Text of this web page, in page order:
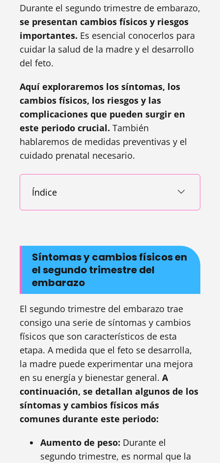
Durante el segundo trimestre de embarazo,
se presentan cambios físicos y riesgos
importantes. Es esencial conocerlos para
cuidar la salud de la madre y el desarrollo
del feto.
Aquí exploraremos los síntomas, los
cambios físicos, los riesgos y las
complicaciones que pueden surgir en
este periodo crucial. También
hablaremos de medidas preventivas y el
cuidado prenatal necesario.
Índice
Síntomas y cambios físicos en
el segundo trimestre del
embarazo
El segundo trimestre del embarazo trae
consigo una serie de síntomas y cambios
físicos que son característicos de esta
etapa. A medida que el feto se desarrolla,
la madre puede experimentar una mejora
en su energía y bienestar general. A
continuación, se detallan algunos de los
síntomas y cambios físicos más
comunes durante este periodo:
Aumento de peso: Durante el
segundo trimestre, es normal que la